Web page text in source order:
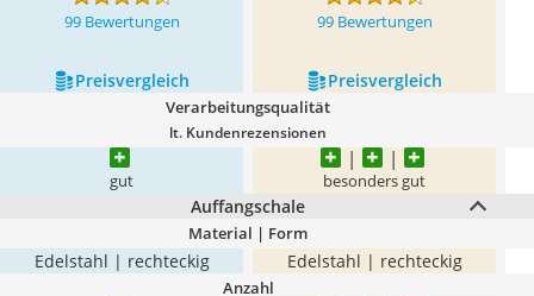
99 Bewertungen 99 Bewertungen
Preis­vergleich Preis­vergleich
Verarbeitungsqualität
lt. Kundenrezensionen
gut besonders gut
Auffangschale
Material | Form
Edelstahl | rechteckig Edelstahl | rechteckig
Anzahl